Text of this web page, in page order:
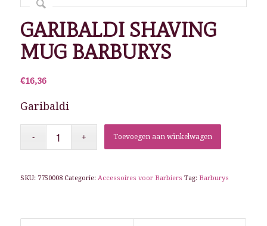
GARIBALDI SHAVING
MUG BARBURYS
€16,36
Garibaldi
Toevoegen aan winkelwagen
SKU: 7750008 Categorie: Accessoires voor Barbiers Tag: Barburys